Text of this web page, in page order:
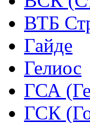
ВТБ
Гайде
Гелиос
ГСА
ГСК